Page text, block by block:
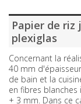
Papier de riz
plexiglas
Concernant la
40 mm
de bain et la
en fibres
+ 3 mm. Dans ce